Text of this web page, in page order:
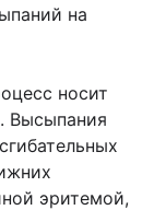
на
носит
Высыпания
эритемой,